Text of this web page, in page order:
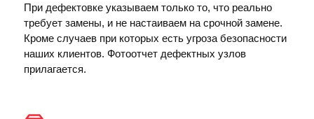
При дефектовке указываем только то, что реально
требует замены, и не настаиваем на срочной замене.
Кроме случаев при которых есть угроза безопасности
наших клиентов. Фотоотчет дефектных узлов
прилагается.